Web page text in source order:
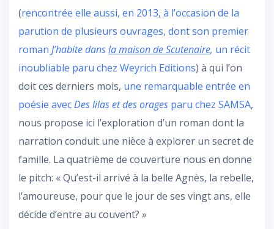
(rencontrée elle aussi, en 2013, à l’occasion de la
parution de plusieurs ouvrages, dont son premier
roman J’habite dansla maison de Scutenaire, un récit
inoubliable paru chez Weyrich Editions) à qui l’on
doit ces derniers mois, une remarquable entrée en
poésie avecDes lilas et des orages paru chez SAMSA,
nous propose ici l’exploration d’un roman dont la
narration conduit une nièce à explorer un secret de
famille. La quatrième de couverture nous en donne
le pitch: « Qu’est-il arrivé à la belle Agnès, la rebelle,
l’amoureuse, pour que le jour de ses vingt ans, elle
décide d’entre au couvent? »